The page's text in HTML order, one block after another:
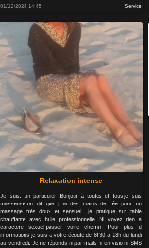
01/12/2024 14:45 Service
Relaxation intense
Je suis: un particulier Bonjour à toutes et tous.je suis
masseuse.on dit que j ai des mains de fée pour un
massage très doux et sensuel.. je pratique sur table
chauffante avec huile professionnelle. Ni voyez rien a
caractère sexuel.passer votre chemin. Pour plus d
informations je suis a votre écoute.de 8h30 a 18h du lundi
au vendredi. Je ne réponds ni par mails ni en visio ni SMS